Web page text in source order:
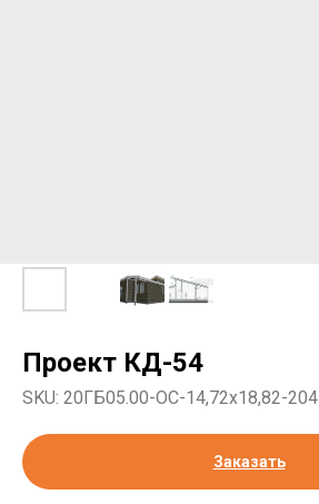
Проект КД-54
SKU: 20ГБ05.00-ОС-14,72х18,82-204
Заказать